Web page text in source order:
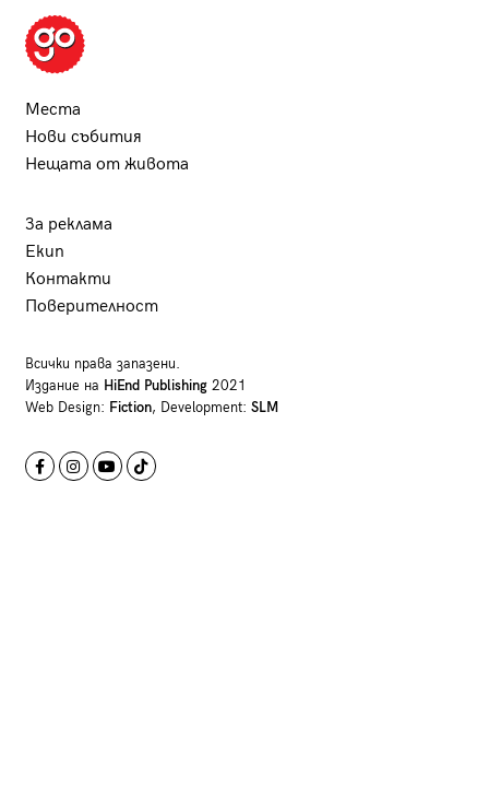
Места
Нови събития
Нещата от живота
За реклама
Екип
Контакти
Поверителност
Всички права запазени.
Издание на HiEnd Publishing2021
Web Design: Fiction, Development: SLM